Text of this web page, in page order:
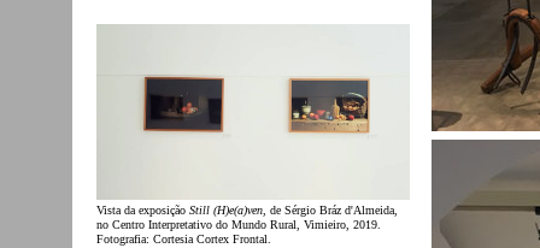
Vista da exposição Still (H)e(a)ven, de Sérgio Bráz d'Almeida,
no Centro Interpretativo do Mundo Rural, Vimieiro, 2019.
Fotografia: Cortesia Cortex Frontal.